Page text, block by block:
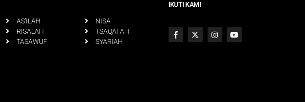
AS'ILAH
RISALAH
TASAWUF
NISA
TSAQAFAH
SYARIAH
IKUTI KAMI